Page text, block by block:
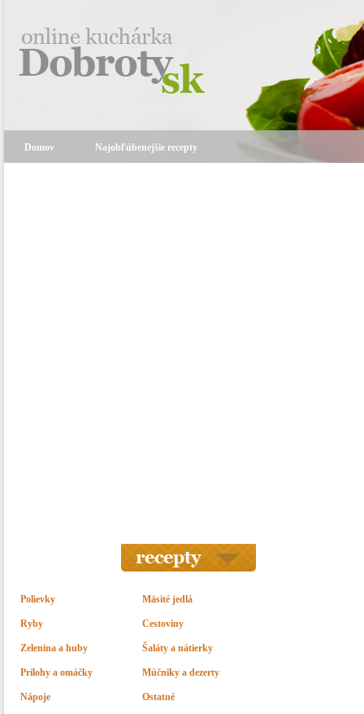
Domov Najobľúbenejšie recepty
Polievky Mäsité jedlá
Ryby Cestoviny
Zelenina a huby Šaláty a nátierky
Prílohy a omáčky Múčniky a dezerty
Nápoje Ostatné